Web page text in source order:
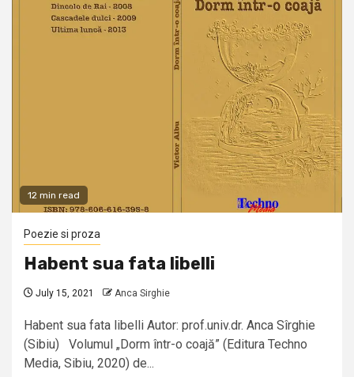
12 min read
Poezie si proza
Habent sua fata libelli
July 15, 2021 Anca Sirghie
Habent sua fata libelli Autor: prof.univ.dr. Anca Sîrghie
(Sibiu) Volumul „Dorm într-o coajă” (Editura Techno
Media, Sibiu, 2020) de...